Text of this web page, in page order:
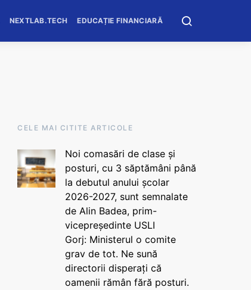
NEXTLAB.TECH EDUCAȚIE FINANCIARĂ
CELE MAI CITITE ARTICOLE
Noi comasări de clase și
posturi, cu 3 săptămâni până
la debutul anului școlar
2026-2027, sunt semnalate
de Alin Badea, prim-
vicepreședinte USLI
Gorj: Ministerul o comite
grav de tot. Ne sună
directorii disperați că
oamenii rămân fără posturi.